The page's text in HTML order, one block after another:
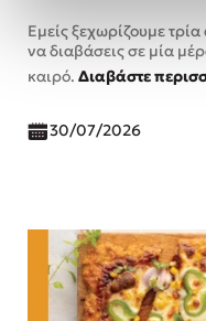
Εμείς ξεχωρίζουμε
να διαβάσεις σε μία
καιρό. Διαβάστε
30/07/2026